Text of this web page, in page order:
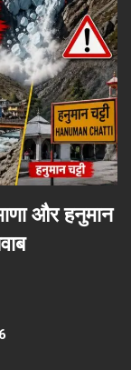
और हनुमान